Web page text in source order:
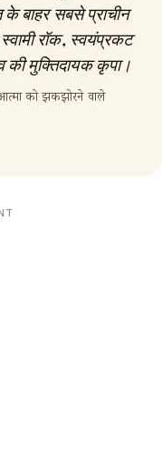
बाहर सबसे प्राचीन
रॉक, स्वयंप्रकट
की मुक्तिदायक कृपा।
को झकझोरने वाले